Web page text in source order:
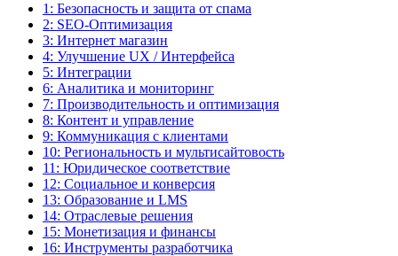
1: Безопасность и защита от спама
2: SEO-Оптимизация
3: Интернет магазин
4: Улучшение UX / Интерфейса
5: Интеграции
6: Аналитика и мониторинг
7: Производительность и оптимизация
8: Контент и управление
9: Коммуникация с клиентами
10: Региональность и мультисайтовость
11: Юридическое соответствие
12: Социальное и конверсия
13: Образование и LMS
14: Отраслевые решения
15: Монетизация и финансы
16: Инструменты разработчика